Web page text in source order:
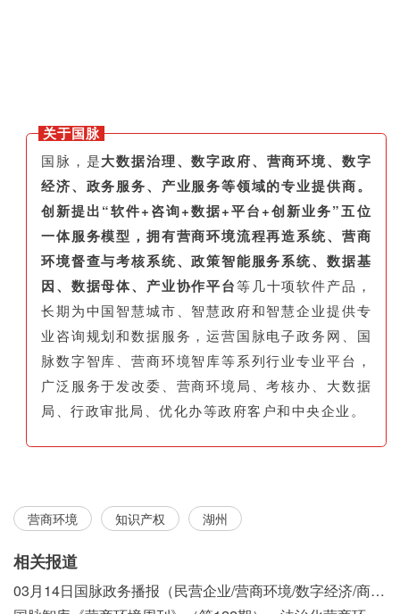
关于国脉
国脉，是大数据治理、数字政府、营商环境、数字
经济、政务服务、产业服务等领域的专业提供商。
创新提出“软件+咨询+数据+平台+创新业务”五位
一体服务模型，拥有营商环境流程再造系统、营商
环境督查与考核系统、政策智能服务系统、数据基
因、数据母体、产业协作平台等几十项软件产品，
长期为中国智慧城市、智慧政府和智慧企业提供专
业咨询规划和数据服务，运营国脉电子政务网、国
脉数字智库、营商环境智库等系列行业专业平台，
广泛服务于发改委、营商环境局、考核办、大数据
局、行政审批局、优化办等政府客户和中央企业。
营商环境 知识产权 湖州
相关报道
03月14日国脉政务播报（民营企业/营商环境/数字经济/商事制度改革）